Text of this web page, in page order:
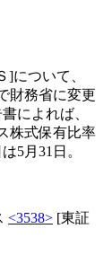
]について、
財務省に変更
によれば、
株式保有比率
5月31日。
<3538> [東証